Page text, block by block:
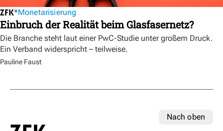
Monetarisierung
Einbruch der Realität beim Glasfasernetz?
Die Branche steht laut einer PwC-Studie unter großem Druck.
Ein Verband widerspricht – teilweise.
Pauline Faust
Nach oben